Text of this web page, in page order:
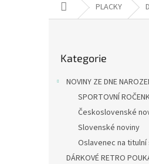
Domů PLACKY
kategorie
Kategorie
NOVINY ZE DNE
SPORTOVNÍ
Československé
Slovenské noviny
Oslavenec na
DÁRKOVÉ RETRO